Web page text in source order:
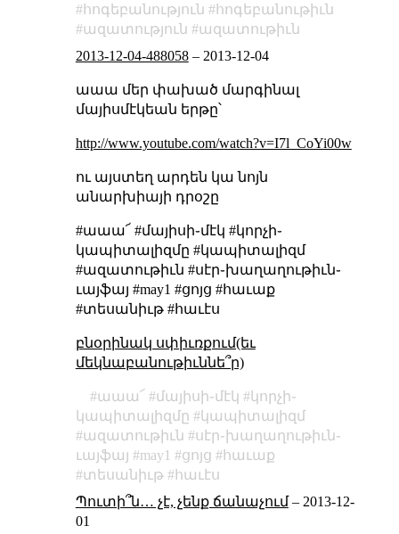
հոգեբանություն
հոգեբանութիւն
ազատություն
ազատութիւն
2013-12-04-488058– 2013-12-04
աաա մեր փախած մարգինալ
մայիսմէկեան երթը՝
http://www.youtube.com/watch?v=I7l_CoYi00w
ու այստեղ արդեն կա նոյն
անարխիայի դրօշը
#աաա՜ #մայիսի֊մէկ #կորչի֊
կապիտալիզմը #կապիտալիզմ
#ազատութիւն #սէր֊խաղաղութիւն֊
ւայֆայ #may1 #ցոյց #հաւաք
#տեսանիւթ #հաւէս
բնօրինակ սփիւռքում(եւ
մեկնաբանութիւննե՞ր)
աաա՜ մայիսի֊մէկ
կորչի֊
կապիտալիզմը
կապիտալիզմ
ազատութիւն
սէր֊խաղաղութիւն֊
ւայֆայ
may1 ցոյց
հաւաք
տեսանիւթ
հաւէս
Պուտի՞ն… չէ, չենք ճանաչում– 2013-12-
01